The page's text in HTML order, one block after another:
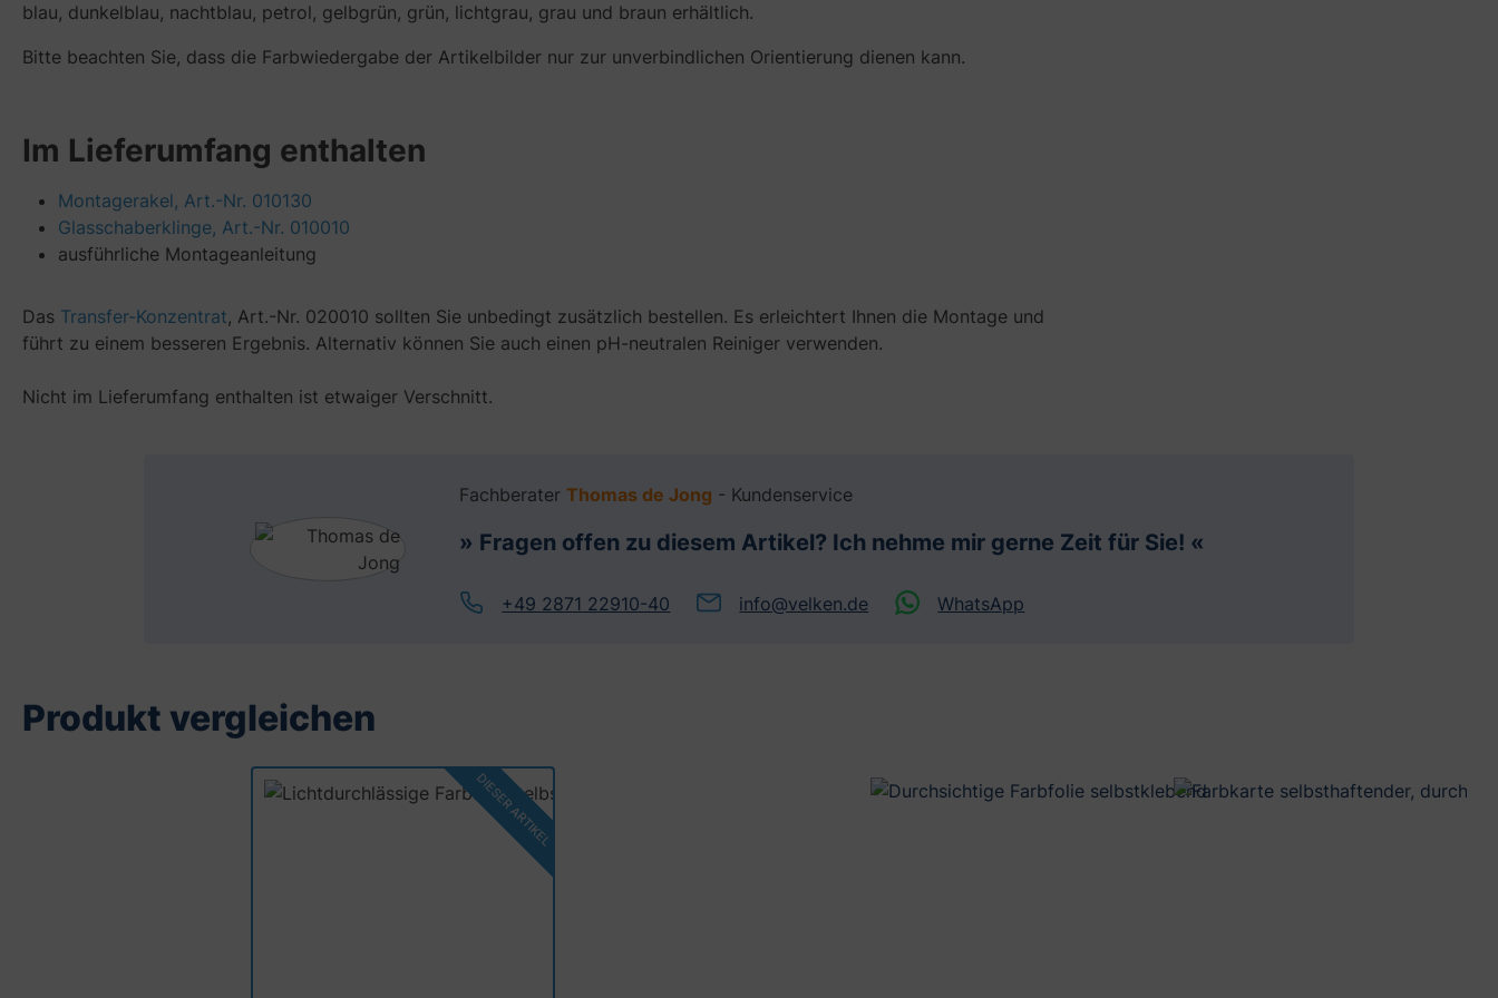
blau, dunkelblau, nachtblau, petrol, gelbgrün, grün, lichtgrau, grau und braun erhältlich.
Bitte beachten Sie, dass die Farbwiedergabe der Artikelbilder nur zur unverbindlichen Orientierung dienen kann.
Im Lieferumfang enthalten
Montagerakel, Art.-Nr. 010130
Glasschaberklinge, Art.-Nr. 010010
ausführliche Montageanleitung
Das Transfer-Konzentrat, Art.-Nr. 020010 sollten Sie unbedingt zusätzlich bestellen. Es erleichtert Ihnen die Montage und
führt zu einem besseren Ergebnis. Alternativ können Sie auch einen pH-neutralen Reiniger verwenden.
Nicht im Lieferumfang enthalten ist etwaiger Verschnitt.
FachberaterThomas de Jong - Kundenservice
» Fragen offen zu diesem Artikel? Ich nehme mir gerne Zeit für Sie! «
+49 2871 22910-40 info@velken.de WhatsApp
Produkt vergleichen